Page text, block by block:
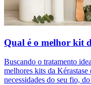
Qual é o melhor kit
Buscando o tratamento
melhores kits da
necessidades do seu fio,